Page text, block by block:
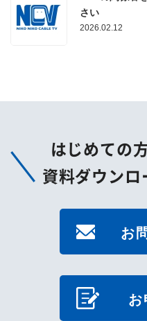
さい
2026.02.12
はじめての
資料ダウンロ
お
お